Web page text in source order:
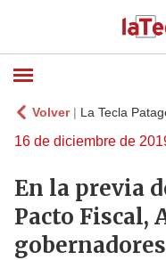
Volver| La Tecla
16 de diciembre de
En la previa
Pacto Fiscal,